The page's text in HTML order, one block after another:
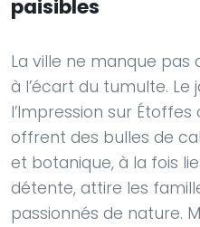
paisibles
La ville ne manque pas
à l’écart du tumulte. Le
l’Impression sur
offrent des bulles de
et botanique, à la fois
détente, attire les
passionnés de nature.